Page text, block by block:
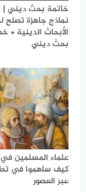
نماذج جاهزة تصلح
الأبحاث الدينية +
بحث ديني
علماء المسلمين
كيف ساهموا في
عبر العصور